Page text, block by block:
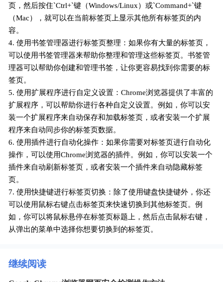
页，然后按住`Ctrl+`键（Windows/Linux）或`Command+`键
（Mac），就可以在当前标签页上显示其他所有标签页的内
容。
4. 使用书签管理器进行标签页整理：如果你有大量的标签页，
可以使用书签管理器来帮助你整理和管理这些标签页。书签管
理器可以帮助你创建和管理书签，让你更容易找到你需要的标
签页。
5. 使用扩展程序进行自定义设置：Chrome浏览器提供了丰富的
扩展程序，可以帮助你进行各种自定义设置。例如，你可以安
装一个扩展程序来自动保存和加载标签页，或者安装一个扩展
程序来自动同步你的标签页数据。
6. 使用插件进行自动化操作：如果你需要对标签页进行自动化
操作，可以使用Chrome浏览器的插件。例如，你可以安装一个
插件来自动刷新标签页，或者安装一个插件来自动隐藏标签
页。
7. 使用快捷键进行标签页切换：除了使用键盘快捷键外，你还
可以使用鼠标右键点击标签页来快速切换到其他标签页。例
如，你可以将鼠标悬停在标签页标题上，然后点击鼠标右键，
从弹出的菜单中选择你想要切换到的标签页。
继续阅读